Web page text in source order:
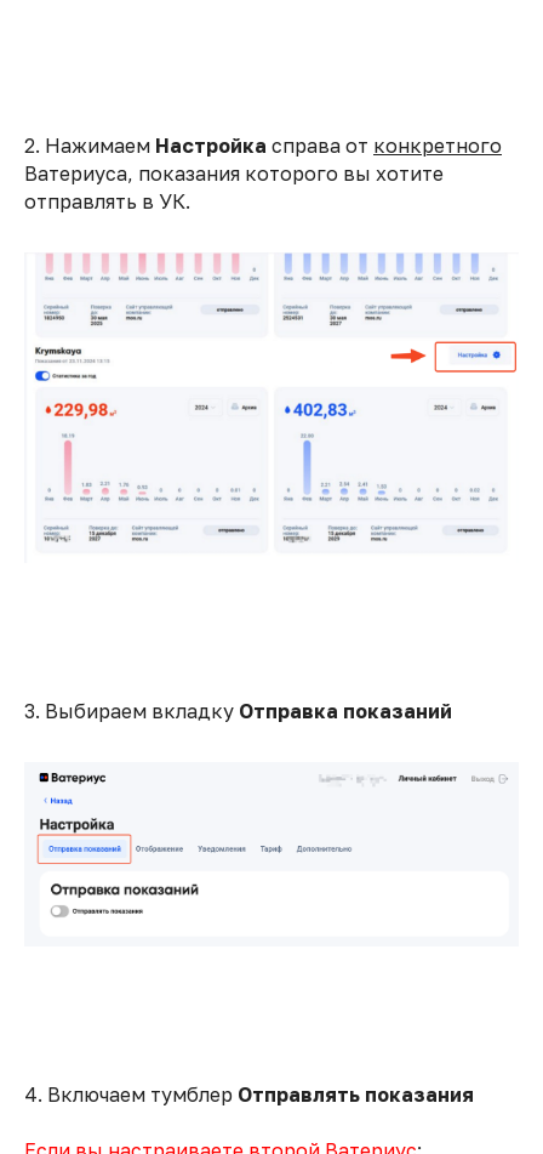
2. Нажимаем Настройка справа от конкретного
Ватериуса, показания которого вы хотите
отправлять в УК.
3. Выбираем вкладку Отправка показаний
4. Включаем тумблер Отправлять показания